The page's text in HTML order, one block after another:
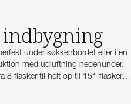
under køkkenbordet eller i en
med udluftning nedenunder.
8 flasker til helt op til 151 flasker,